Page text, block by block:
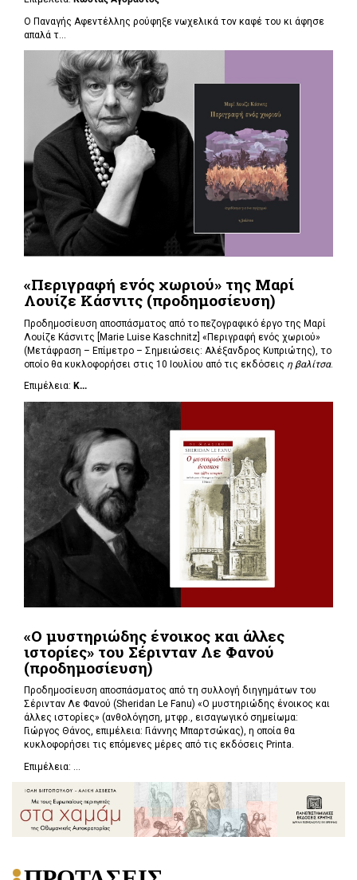
Ο Παναγής Αφεντέλλης ρούφηξε νωχελικά τον καφέ του κι άφησε
απαλά τ...
«Περιγραφή ενός χωριού» της Μαρί
Λουίζε Κάσνιτς (προδημοσίευση)
Προδημοσίευση αποσπάσματος από το πεζογραφικό έργο της Μαρί
Λουίζε Κάσνιτς [Marie Luise Kaschnitz] «Περιγραφή ενός χωριού»
(Μετάφραση – Επίμετρο – Σημειώσεις: Αλέξανδρος Κυπριώτης), το
οποίο θα κυκλοφορήσει στις 10 Ιουλίου από τις εκδόσεις η βαλίτσα.
Επιμέλεια: Κ...
«Ο μυστηριώδης ένοικος και άλλες
ιστορίες» του Σέρινταν Λε Φανού
(προδημοσίευση)
Προδημοσίευση αποσπάσματος από τη συλλογή διηγημάτων του
Σέρινταν Λε Φανού (Sheridan Le Fanu) «Ο μυστηριώδης ένοικος και
άλλες ιστορίες» (ανθολόγηση, μτφρ., εισαγωγικό σημείωμα:
Γιώργος Θάνος, επιμέλεια: Γιάννης Μπαρτσώκας), η οποία θα
κυκλοφορήσει τις επόμενες μέρες από τις εκδόσεις Printa.
Επιμέλεια: ...